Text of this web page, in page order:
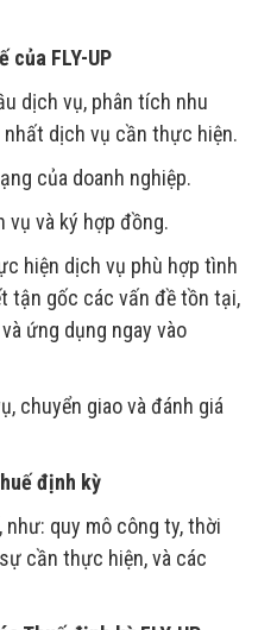
của FLY-UP
dịch vụ, phân tích nhu
dịch vụ cần thực hiện.
của doanh nghiệp.
vụ và ký hợp đồng.
hiện dịch vụ phù hợp tình
tận gốc các vấn đề tồn tại,
ứng dụng ngay vào
chuyển giao và đánh giá
định kỳ
như: quy mô công ty, thời
cần thực hiện, và các